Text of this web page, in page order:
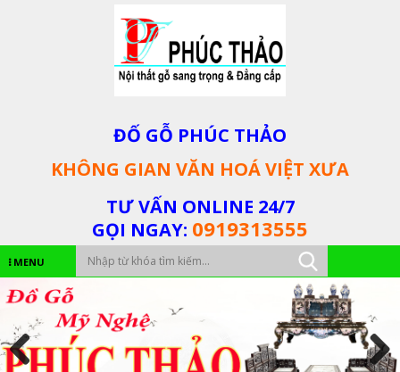
ĐỐ GỖ PHÚC THẢO
KHÔNG GIAN VĂN HOÁ VIỆT XƯA
TƯ VẤN ONLINE 24/7
GỌI NGAY: 0919313555
MENU